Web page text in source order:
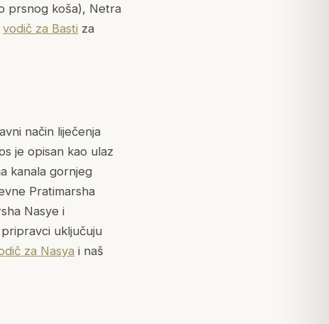
prsnog koša), Netra
vodič za Basti za
način liječenja
je opisan kao ulaz
kanala gornjeg
Pratimarsha
Nasye i
uključuju
za Nasya i naš